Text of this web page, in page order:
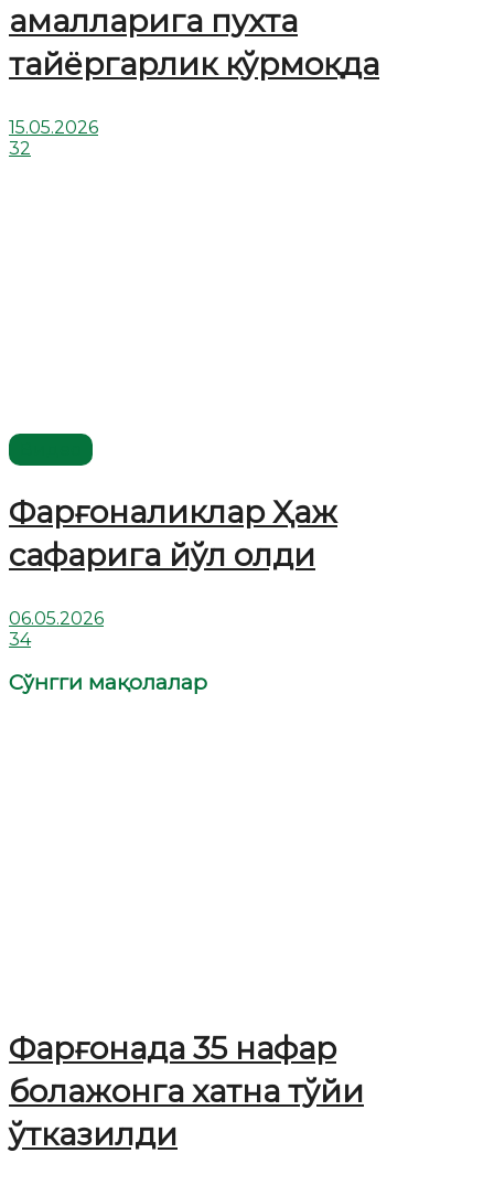
амалларига пухта
тайёргарлик кўрмоқда
15.05.2026
32
Фарғоналиклар Ҳаж
сафарига йўл олди
06.05.2026
34
Сўнгги мақолалар
Фарғонада 35 нафар
болажонга хатна тўйи
ўтказилди